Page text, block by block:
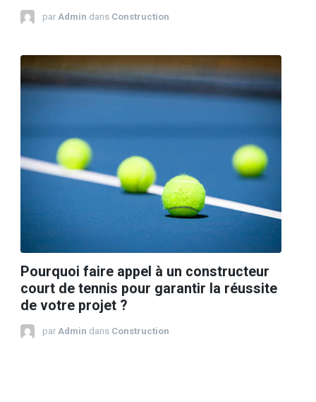
par Admin dans Construction
Pourquoi faire appel à un constructeur
court de tennis pour garantir la réussite
de votre projet ?
par Admin dans Construction